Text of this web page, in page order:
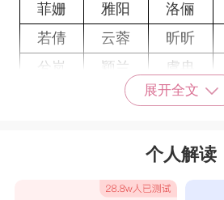
菲姗
雅阳 洛俪
若倩
云蓉 昕昕
兮岚
颖兰 虞冉
芊梦 姗绮
茵甜
昕蕾 朵真
展开全文
个人解读